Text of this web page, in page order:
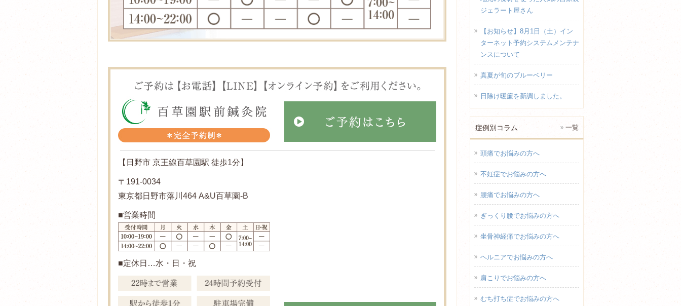
【日野市 京王線百草園駅 徒歩1分】
〒191-0034
東京都日野市落川464 A&U百草園-B
■営業時間
■定休日…水・日・祝
ジェラート屋さん
【お知らせ】8月1日（土）イン
ターネット予約システムメンテナ
ンスについて
真夏が旬のブルーベリー
日除け暖簾を新調しました。
症例別コラム 一覧
頭痛でお悩みの方へ
不妊症でお悩みの方へ
腰痛でお悩みの方へ
ぎっくり腰でお悩みの方へ
坐骨神経痛でお悩みの方へ
ヘルニアでお悩みの方へ
肩こりでお悩みの方へ
むち打ち症でお悩みの方へ